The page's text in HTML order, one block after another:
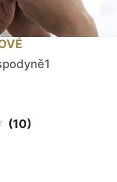
(10)